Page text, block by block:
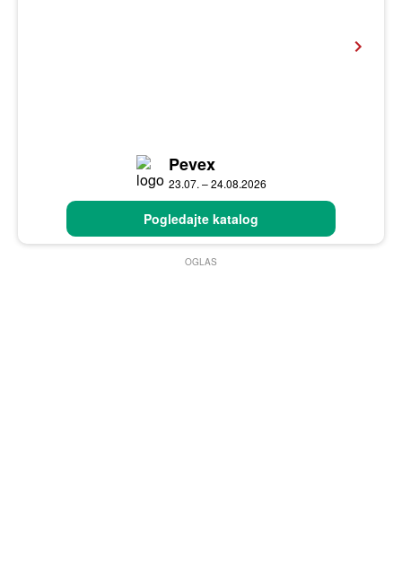
Pevex
23.07. – 24.08.2026
Pogledajte katalog
OGLAS